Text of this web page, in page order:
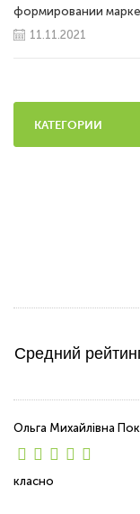
формировании
11.11.2021
КАТЕГОРИИ
Средний
Ольга Михайлівна
класно